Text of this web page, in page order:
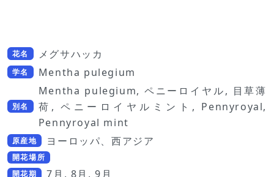
花名 メグサハッカ
学名 Mentha pulegium
別名
Mentha pulegium, ペニーロイヤル, 目草薄
荷, ペニーロイヤルミント, Pennyroyal,
Pennyroyal mint
原産地 ヨーロッパ、西アジア
開花場所
開花期
7月, 8月, 9月